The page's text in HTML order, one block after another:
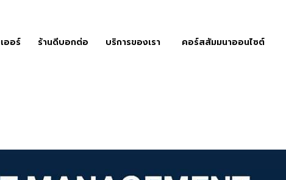
ออร์ ร้านดีบอกต่อ บริการของเรา คอร์สสัมมนาออนไซต์